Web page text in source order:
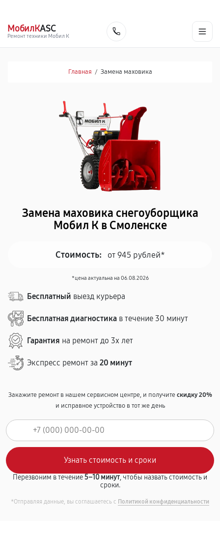
МобилКASC
Ремонт техники Мобил К
Главная / Замена маховика
Замена маховика снегоуборщика
Мобил К в Смоленске
Стоимость: от 945 рублей*
*цена актуальна на 06.08.2026
Бесплатный выезд курьера
Бесплатная диагностика в течение 30 минут
Гарантия на ремонт до 3х лет
Экспресс ремонт за 20 минут
Закажите ремонт в нашем сервисном центре, и получитескидку 20%
и исправное устройство в тот же день
Перезвоним в течение5–10 минут, чтобы назвать стоимость и
сроки.
*Отправляя данные, вы соглашаетесь с Политикой конфиденциальности